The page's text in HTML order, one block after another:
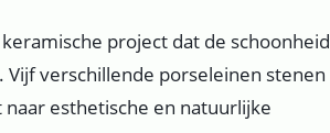
project dat de schoonheid
verschillende porseleinen stenen
esthetische en natuurlijke